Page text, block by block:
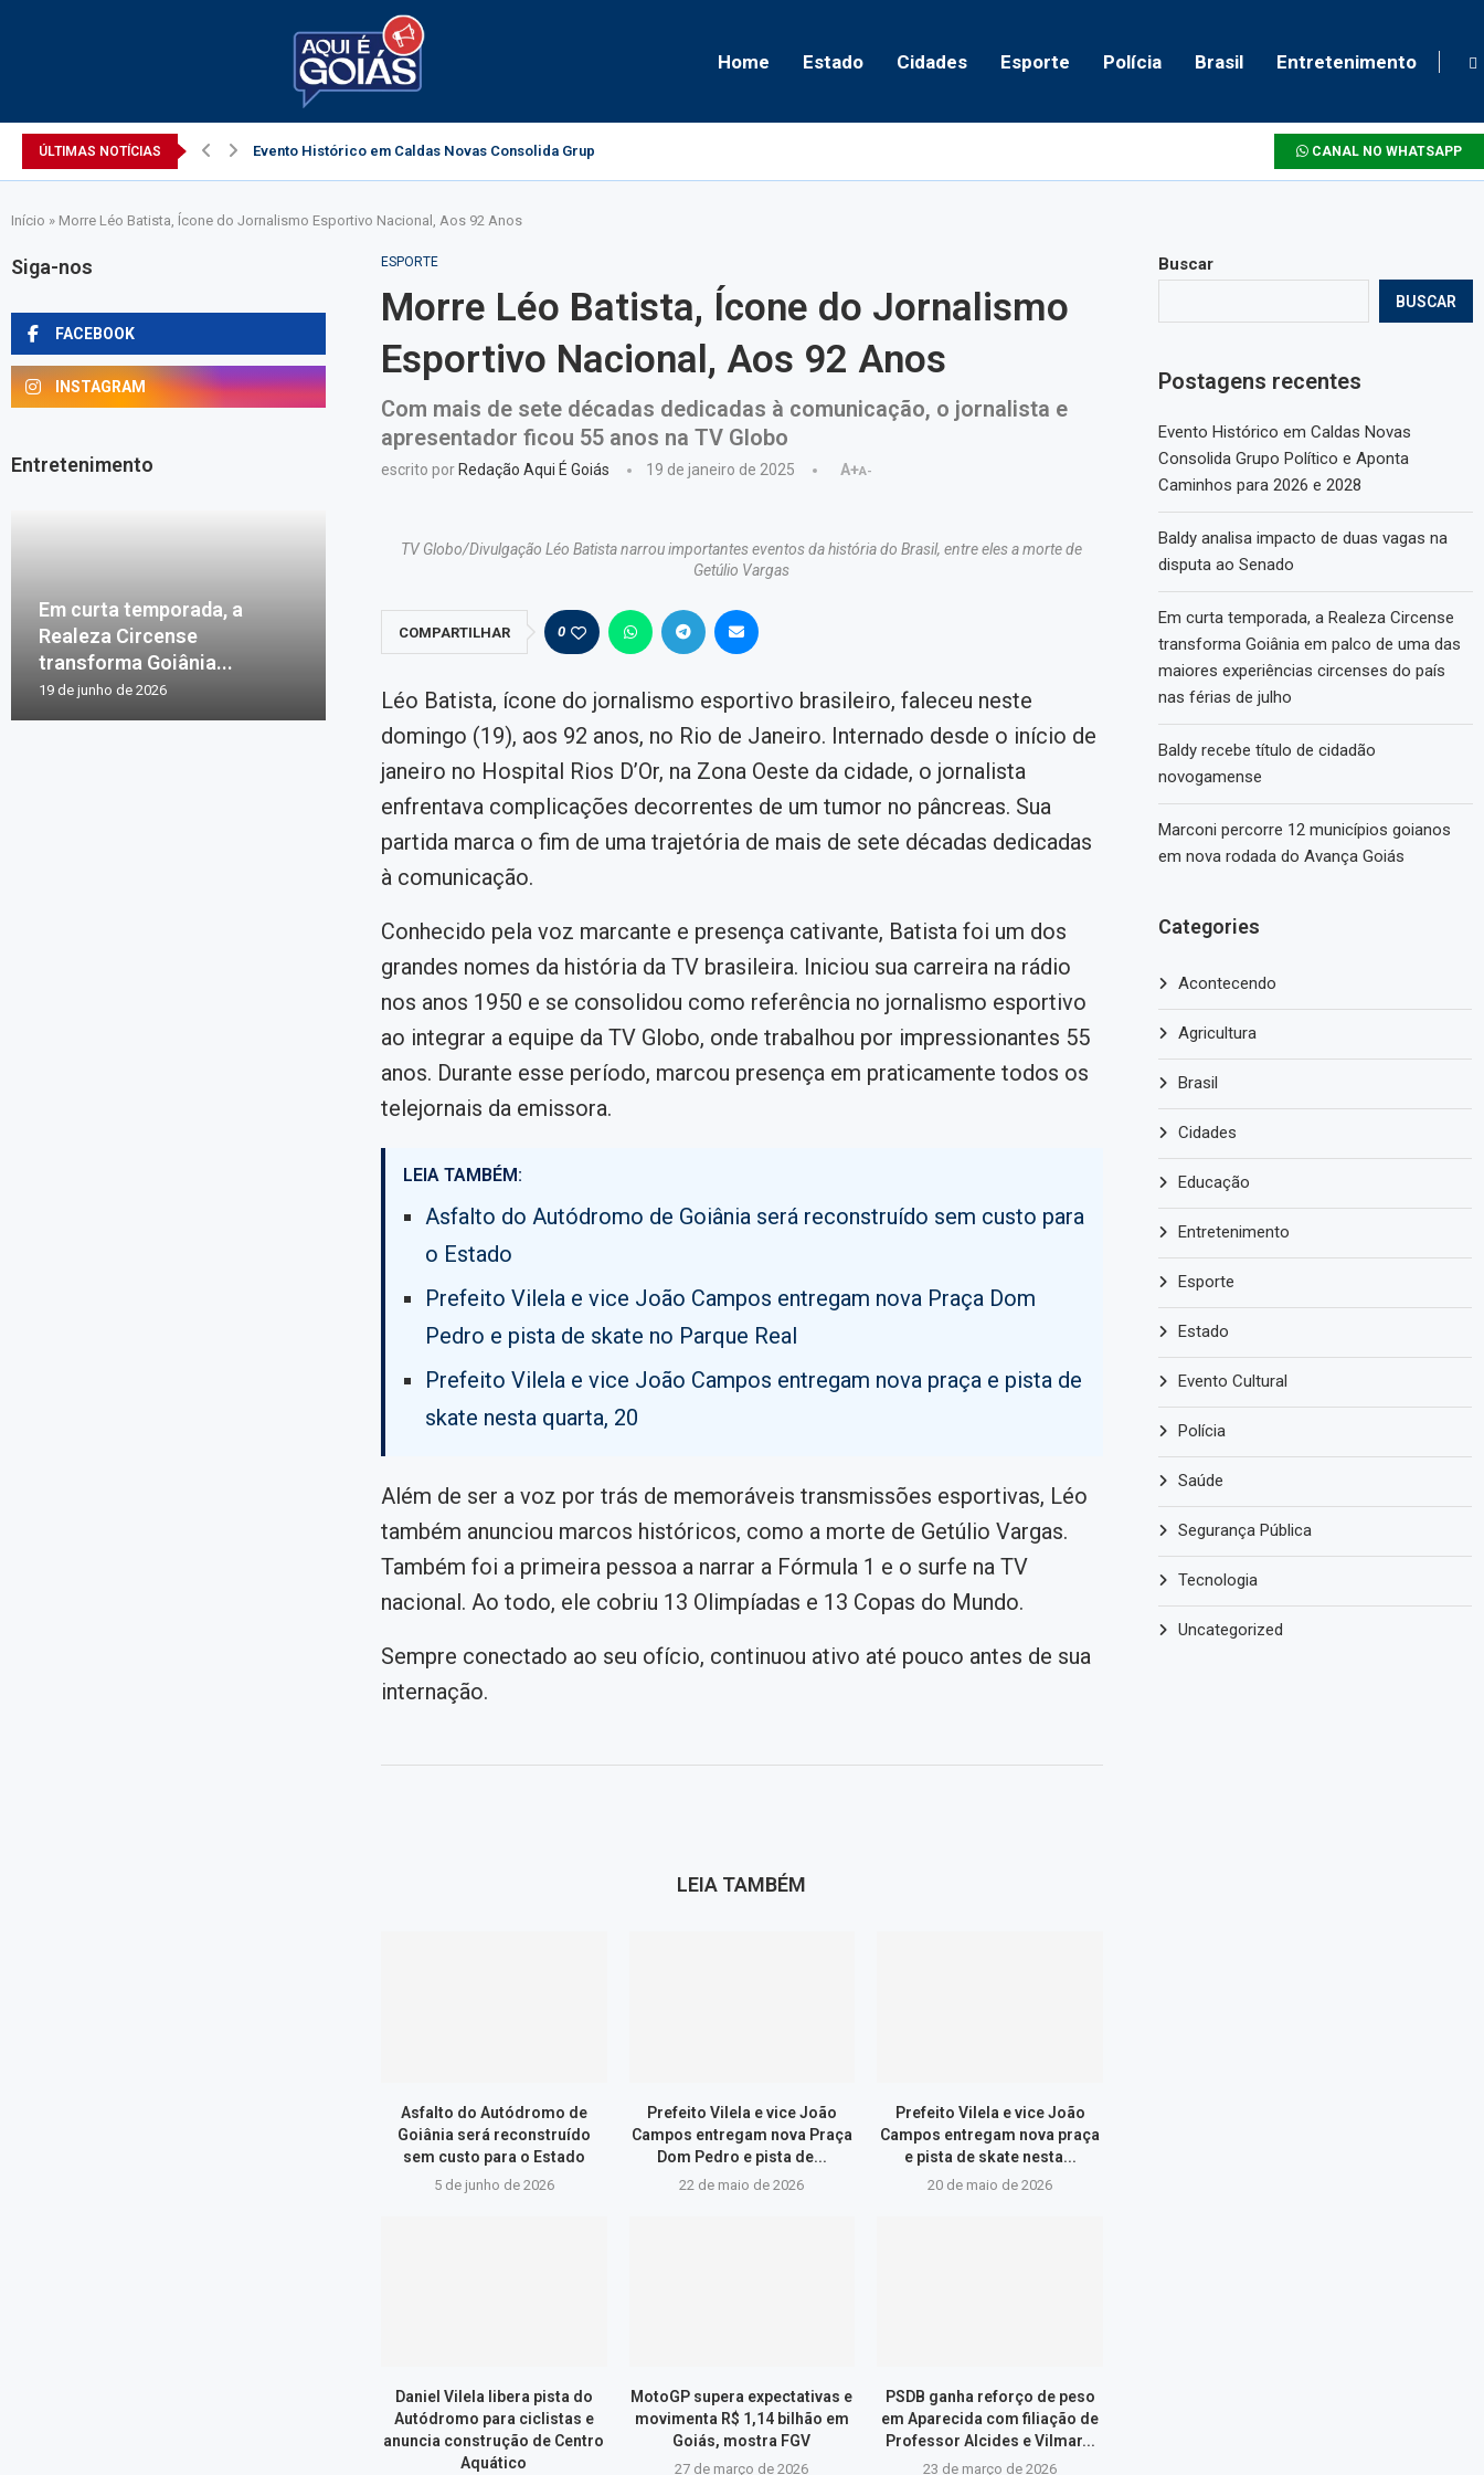
Home Estado Cidades Esporte Polícia Brasil Entretenimento
ÚLTIMAS NOTÍCIAS Evento Histórico em Caldas Novas Consolida Grupo Político e Aponta Caminhos... CANAL NO WHATSAPP
Início » Morre Léo Batista, Ícone do Jornalismo Esportivo Nacional, Aos 92 Anos
ESPORTE
Morre Léo Batista, Ícone do Jornalismo
Esportivo Nacional, Aos 92 Anos
Com mais de sete décadas dedicadas à comunicação, o jornalista e
apresentador ficou 55 anos na TV Globo
escrito por Redação Aqui É Goiás 19 de janeiro de 2025 A+A-
TV Globo/Divulgação Léo Batista narrou importantes eventos da história do Brasil, entre eles a morte de
Getúlio Vargas
COMPARTILHAR 0
Léo Batista, ícone do jornalismo esportivo brasileiro, faleceu neste
domingo (19), aos 92 anos, no Rio de Janeiro. Internado desde o início de
janeiro no Hospital Rios D’Or, na Zona Oeste da cidade, o jornalista
enfrentava complicações decorrentes de um tumor no pâncreas. Sua
partida marca o fim de uma trajetória de mais de sete décadas dedicadas
à comunicação.
Conhecido pela voz marcante e presença cativante, Batista foi um dos
grandes nomes da história da TV brasileira. Iniciou sua carreira na rádio
nos anos 1950 e se consolidou como referência no jornalismo esportivo
ao integrar a equipe da TV Globo, onde trabalhou por impressionantes 55
anos. Durante esse período, marcou presença em praticamente todos os
telejornais da emissora.
LEIA TAMBÉM:
Asfalto do Autódromo de Goiânia será reconstruído sem custo para
o Estado
Prefeito Vilela e vice João Campos entregam nova Praça Dom
Pedro e pista de skate no Parque Real
Prefeito Vilela e vice João Campos entregam nova praça e pista de
skate nesta quarta, 20
Além de ser a voz por trás de memoráveis ​​transmissões esportivas, Léo
também anunciou marcos históricos, como a morte de Getúlio Vargas.
Também foi a primeira pessoa a narrar a Fórmula 1 e o surfe na TV
nacional. Ao todo, ele cobriu 13 Olimpíadas e 13 Copas do Mundo.
Sempre conectado ao seu ofício, continuou ativo até pouco antes de sua
internação.
LEIA TAMBÉM
Asfalto do Autódromo de
Goiânia será reconstruído
sem custo para o Estado
5 de junho de 2026
Prefeito Vilela e vice João
Campos entregam nova Praça
Dom Pedro e pista de...
22 de maio de 2026
Prefeito Vilela e vice João
Campos entregam nova praça
e pista de skate nesta...
20 de maio de 2026
Daniel Vilela libera pista do
Autódromo para ciclistas e
anuncia construção de Centro
Aquático
MotoGP supera expectativas e
movimenta R$ 1,14 bilhão em
Goiás, mostra FGV
27 de março de 2026
PSDB ganha reforço de peso
em Aparecida com filiação de
Professor Alcides e Vilmar...
23 de março de 2026
Buscar
BUSCAR
Postagens recentes
Evento Histórico em Caldas Novas
Consolida Grupo Político e Aponta
Caminhos para 2026 e 2028
Baldy analisa impacto de duas vagas na
disputa ao Senado
Em curta temporada, a Realeza Circense
transforma Goiânia em palco de uma das
maiores experiências circenses do país
nas férias de julho
Baldy recebe título de cidadão
novogamense
Marconi percorre 12 municípios goianos
em nova rodada do Avança Goiás
Categories
Acontecendo
Agricultura
Brasil
Cidades
Educação
Entretenimento
Esporte
Estado
Evento Cultural
Polícia
Saúde
Segurança Pública
Tecnologia
Uncategorized
Siga-nos
FACEBOOK
INSTAGRAM
Entretenimento
Em curta temporada, a
Realeza Circense
transforma Goiânia...
19 de junho de 2026